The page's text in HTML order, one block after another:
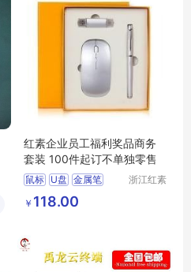
红素企业员工福利奖品商务
套装 100件起订不单独零售
鼠标 U盘 金属笔
浙江红素
￥ 118.00